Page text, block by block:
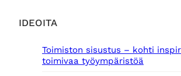
IDEOITA
Toimiston sisustus – kohti
toimivaa työympäristöä